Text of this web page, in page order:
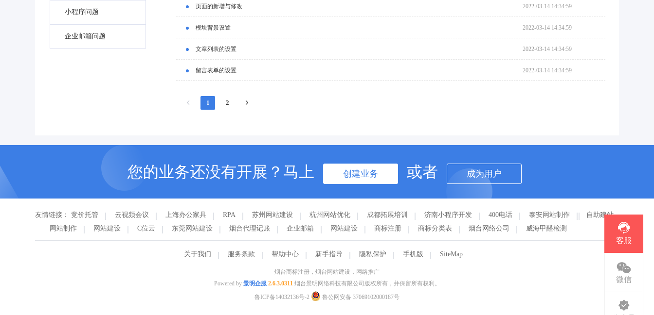
小程序问题
企业邮箱问题
页面的新增与修改 2022-03-14 14:34:59
模块背景设置 2022-03-14 14:34:59
文章列表的设置 2022-03-14 14:34:59
留言表单的设置 2022-03-14 14:34:59
1 2
您的业务还没有开展？马上 创建业务 或者 成为用户
友情链接： 竞价托管 云视频会议 上海办公家具 RPA 苏州网站建设 杭州网站优化 成都拓展培训 济南小程序开发 400电话 泰安网站制作
自助建站
网站制作
网站建设 C位云 东莞网站建设 烟台代理记账 企业邮箱 网站建设 商标注册 商标分类表 烟台网络公司 威海甲醛检测
关于我们 服务条款 帮助中心 新手指导 隐私保护 手机版 SiteMap
烟台商标注册，烟台网站建设，网络推广
Powered by 景明企服 2.6.3.0311烟台景明网络科技有限公司版权所有，并保留所有权利。
鲁ICP备14032136号-2
鲁公网安备 37069102000187号
客服
微信